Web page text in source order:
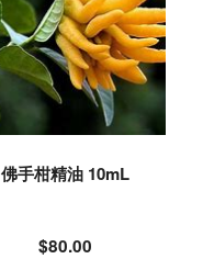
佛手柑精油 10mL
$80.00